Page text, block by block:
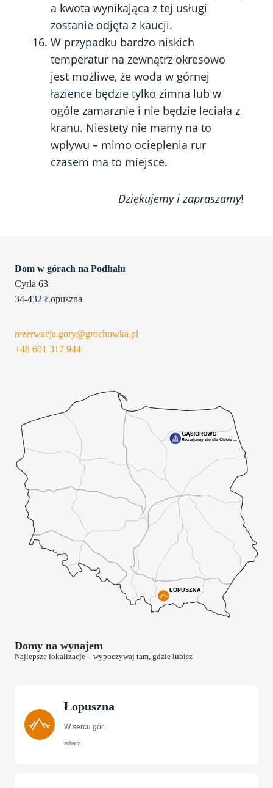
a kwota wynikająca z tej usługi
zostanie odjęta z kaucji.
W przypadku bardzo niskich
temperatur na zewnątrz okresowo
jest możliwe, że woda w górnej
łazience będzie tylko zimna lub w
ogóle zamarznie i nie będzie leciała z
kranu. Niestety nie mamy na to
wpływu – mimo ocieplenia rur
czasem ma to miejsce.
Dziękujemy i zapraszamy!
Dom w górach na Podhalu
Cyrla 63
34-432 Łopuszna
rezerwacja.gory@grochuwka.pl
+48 601 317 944
Domy na wynajem
Najlepsze lokalizacje – wypoczywaj tam, gdzie lubisz
Łopuszna
W sercu gór
zobacz